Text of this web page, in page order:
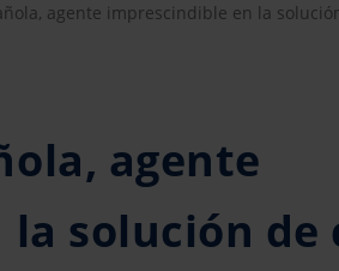
agente imprescindible en la
agente
solución